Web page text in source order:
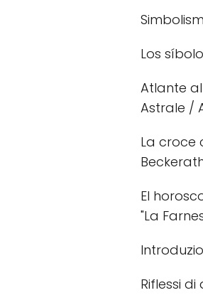
Los
Atlante
Astrale /
La croce
El
"La
Riflessi